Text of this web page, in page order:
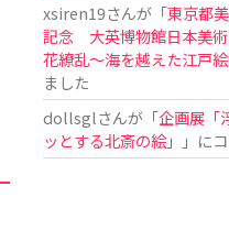
xsiren19さんが「東京都
記念 大英博物館日本美
花繚乱～海を越えた江戸
ました
dollsglさんが「企画展
ッとする北斎の絵」
」に